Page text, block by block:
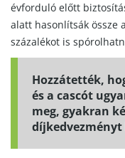
évforduló előtt
alatt hasonlítsák össze
százalékot is
Hozzátették,
és a cascót
meg, gyakran